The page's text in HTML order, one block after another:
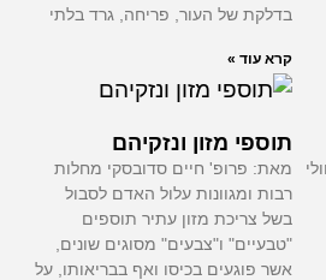
בדלקת של העור, פריחה, גרד בלתי
קרא עוד »
תוספי מזון ונזקיהם
מאת: פרופ' חיים סדובסקי מחלות
רבות ומגוונות עלול האדם לסבול
בשל צריכת מזון עתיר תוספים
"טבעיים" ו"צבעים" מסוגים שונים,
אשר פוגעים בכיסו ואף בבריאותו, על